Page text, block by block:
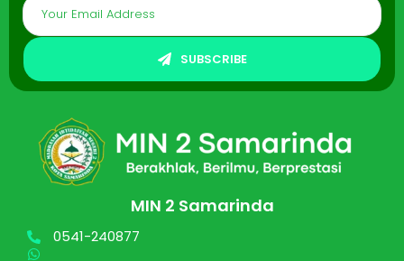
SUBSCRIBE
MIN 2 Samarinda
0541-240877